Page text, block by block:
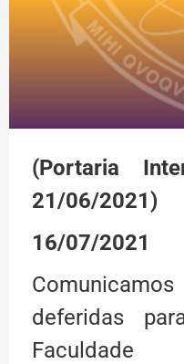
(Portaria
21/06/2021)
16/07/2021
deferidas